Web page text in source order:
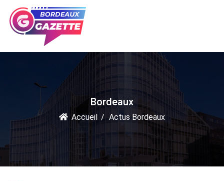
Bordeaux
Accueil Actus Bordeaux